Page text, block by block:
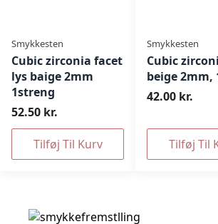
Smykkesten
Cubic zirconia facet
lys baige 2mm
1streng
52.50 kr.
Tilføj Til Kurv
Smykkesten
Cubic
beige 2mm,
42.00 kr.
Tilføj Til